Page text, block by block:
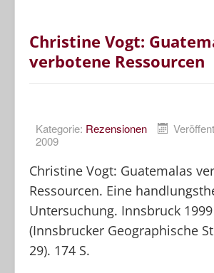
Christine Vogt:
verbotene Ressourcen
Kategorie: Rezensionen
2009
Christine Vogt: Guatemalas
Ressourcen. Eine
Untersuchung. Innsbruck 1999
(Innsbrucker Geographische
29). 174 S.